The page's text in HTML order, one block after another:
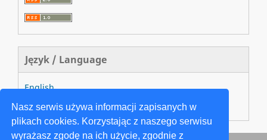
Nasz serwis używa informacji zapisanych w
plikach cookies. Korzystając z naszego serwisu
wyrażasz zgodę na ich użycie, zgodnie z
Język / Language
English
Język Polski